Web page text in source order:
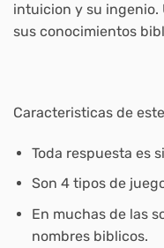
intuicion y su ingenio.
sus conocimientos
Caracteristicas de
Toda respuesta es
Son 4 tipos de
En muchas de las
nombres biblicos.